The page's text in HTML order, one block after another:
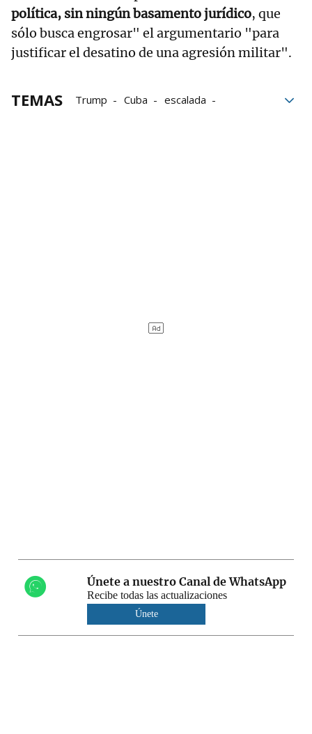
política, sin ningún basamento jurídico, que
sólo busca engrosar" el argumentario "para
justificar el desatino de una agresión militar".
TEMAS Trump Cuba
escalada
Únete a nuestro Canal de WhatsApp
Recibe todas las actualizaciones
Únete